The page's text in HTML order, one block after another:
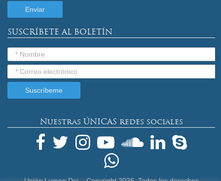
SUSCRÍBETE AL BOLETÍN
Nuestras ÚNICAS redes sociales